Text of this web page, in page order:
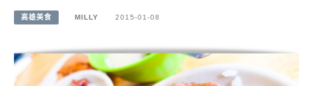
高雄美食 MILLY 2015-01-08